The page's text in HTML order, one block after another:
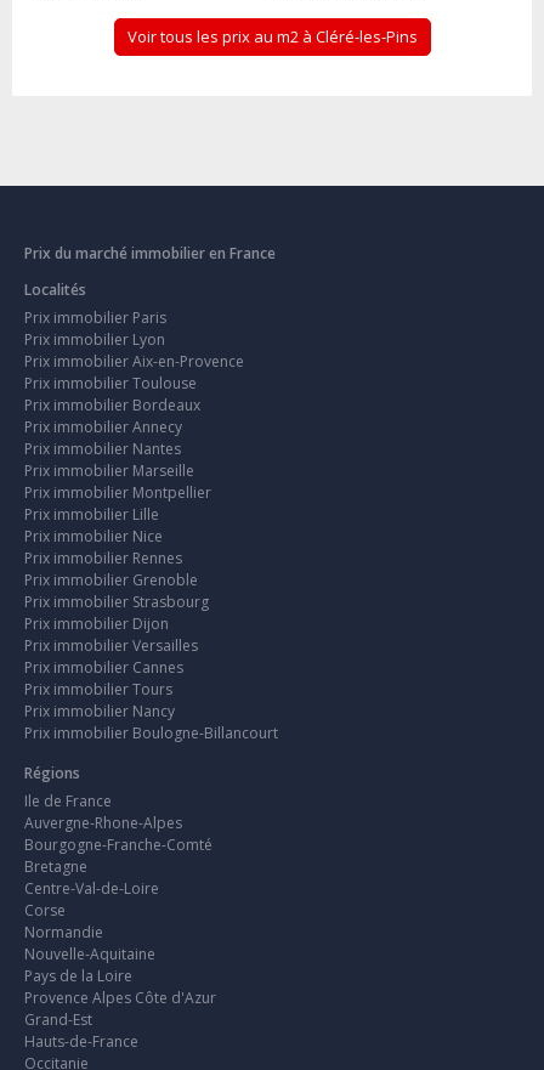
Voir tous les prix au m2 à Cléré-les-Pins
Prix du marché immobilier en France
Localités
Prix immobilier Paris
Prix immobilier Lyon
Prix immobilier Aix-en-Provence
Prix immobilier Toulouse
Prix immobilier Bordeaux
Prix immobilier Annecy
Prix immobilier Nantes
Prix immobilier Marseille
Prix immobilier Montpellier
Prix immobilier Lille
Prix immobilier Nice
Prix immobilier Rennes
Prix immobilier Grenoble
Prix immobilier Strasbourg
Prix immobilier Dijon
Prix immobilier Versailles
Prix immobilier Cannes
Prix immobilier Tours
Prix immobilier Nancy
Prix immobilier Boulogne-Billancourt
Régions
Ile de France
Auvergne-Rhone-Alpes
Bourgogne-Franche-Comté
Bretagne
Centre-Val-de-Loire
Corse
Normandie
Nouvelle-Aquitaine
Pays de la Loire
Provence Alpes Côte d'Azur
Grand-Est
Hauts-de-France
Occitanie